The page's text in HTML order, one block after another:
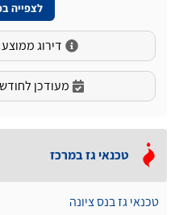
לצפייה
דירוג ממוצע 4.7 לפי 96 דירוגים
מעודכן לחודש
טכנאי גז במרכז
טכנאי גז בנס ציונה